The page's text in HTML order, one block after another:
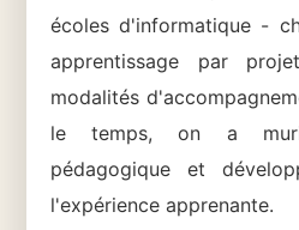
écoles d'informatique -
apprentissage par
modalités
le temps, on a muri
pédagogique et
l'expérience apprenante.